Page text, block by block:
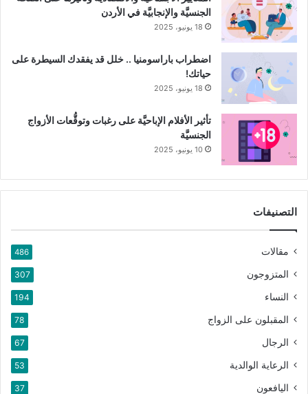
الجنسيَّة والإنجابيَّة في الأردن
18 يونيو، 2025
اضطراب باراسومنيا .. خلل قد يفقدك السيطرة على
حياتك!
18 يونيو، 2025
تأثير الأفلام الإباحيَّة على رغبات وتوقُّعات الأزواج
الجنسيَّة
10 يونيو، 2025
التصنيفات
مقالات 486
المتزوجون 307
النساء 194
المقبلون على الزواج 78
الرجال 67
الرعاية الوالدية 53
اليافعون 37